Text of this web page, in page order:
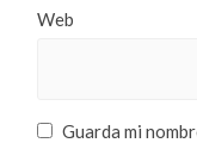
Web
Guarda mi